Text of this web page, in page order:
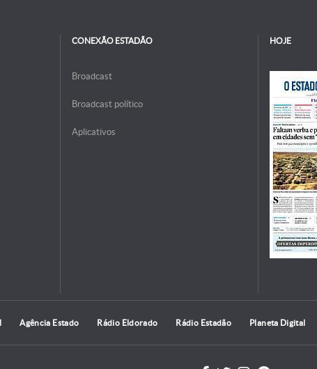
CONEXÃO ESTADÃO
Broadcast
Broadcast político
Aplicativos
HOJE
Agência Estado Rádio Eldorado Rádio Estadão Planeta Digital